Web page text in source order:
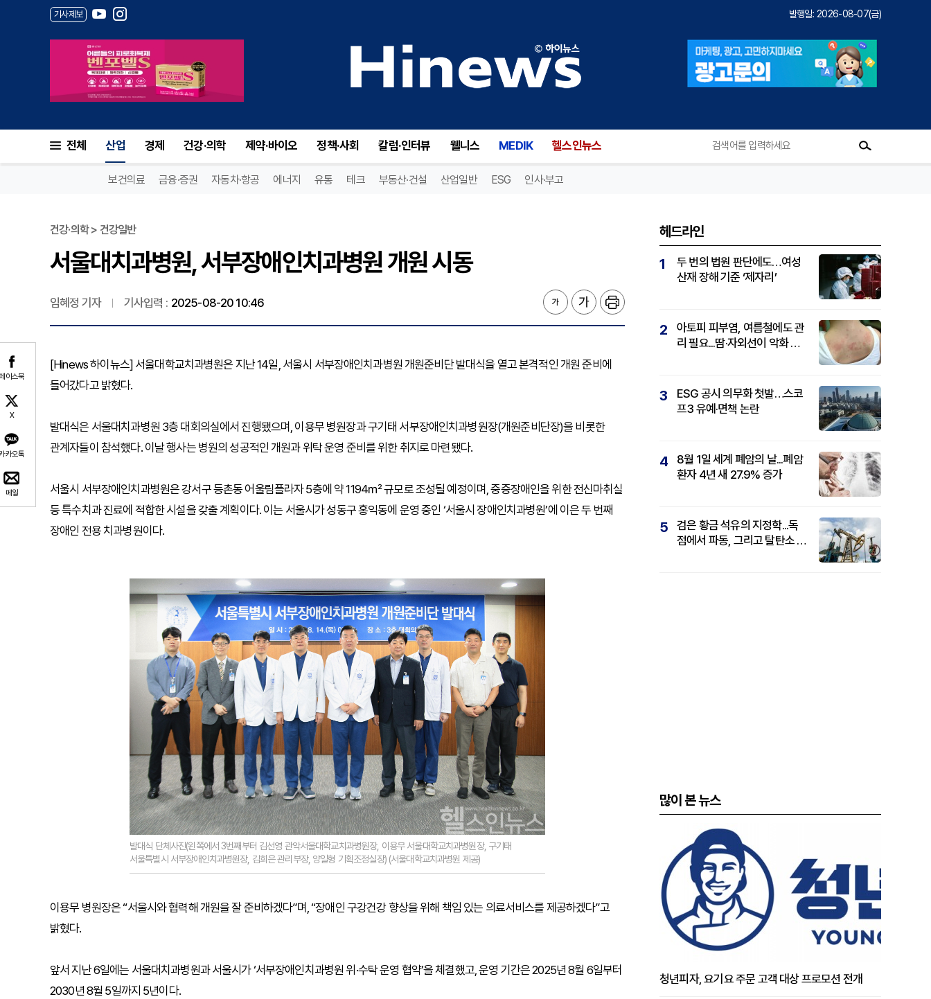
기사제보 발행일: 2026-08-07(금)
전체 산업 경제 건강·의학 제약·바이오 정책·사회 칼럼·인터뷰 웰니스 MEDIK 헬스인뉴스
보건의료 금융·증권 자동차·항공 에너지 유통 테크 부동산·건설 산업일반 ESG 인사·부고
이스북
X
카오톡
메일
건강·의학 > 건강일반
서울대치과병원, 서부장애인치과병원 개원 시동
임혜정 기자 기사입력 : 2025-08-20 10:46
[Hinews 하이뉴스] 서울대학교치과병원은 지난 14일, 서울시 서부장애인치과병원 개원준비단 발대식을 열고 본격적인 개원 준비에
들어갔다고 밝혔다.
발대식은 서울대치과병원 3층 대회의실에서 진행됐으며, 이용무 병원장과 구기태 서부장애인치과병원장(개원준비단장)을 비롯한
관계자들이 참석했다. 이날 행사는 병원의 성공적인 개원과 위탁 운영 준비를 위한 취지로 마련됐다.
서울시 서부장애인치과병원은 강서구 등촌동 어울림플라자 5층에 약 1194㎡ 규모로 조성될 예정이며, 중증장애인을 위한 전신마취실
등 특수치과 진료에 적합한 시설을 갖출 계획이다. 이는 서울시가 성동구 홍익동에 운영 중인 ‘서울시 장애인치과병원’에 이은 두 번째
장애인 전용 치과병원이다.
발대식 단체사진(왼쪽에서 3번째부터 김선영 관악서울대학교치과병원장, 이용무 서울대학교치과병원장, 구기태
서울특별시 서부장애인치과병원장, 김희은 관리부장, 양일형 기획조정실장) (서울대학교치과병원 제공)
이용무 병원장은 “서울시와 협력해 개원을 잘 준비하겠다”며, “장애인 구강건강 향상을 위해 책임 있는 의료서비스를 제공하겠다”고
밝혔다.
앞서 지난 6일에는 서울대치과병원과 서울시가 ‘서부장애인치과병원 위·수탁 운영 협약’을 체결했고, 운영 기간은 2025년 8월 6일부터
2030년 8월 5일까지 5년이다.
헤드라인
1
두 번의 법원 판단에도…여성
산재 장해 기준 ‘제자리’
2
아토피 피부염, 여름철에도 관
리 필요...땀·자외선이 악화 요
3
ESG 공시 의무화 첫발…스코
프3 유예·면책 논란
4
8월 1일 세계 폐암의 날...폐암
환자 4년 새 27.9% 증가
5
검은 황금 석유의 지정학...독
점에서 파동, 그리고 탈탄소 패
많이 본 뉴스
청년피자, 요기요 주문 고객 대상 프로모션 전개